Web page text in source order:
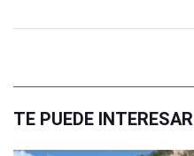
TE PUEDE INTERESAR